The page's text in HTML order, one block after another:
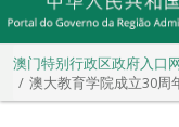
澳门特别行政区政府入口
澳大教育学院成立30周